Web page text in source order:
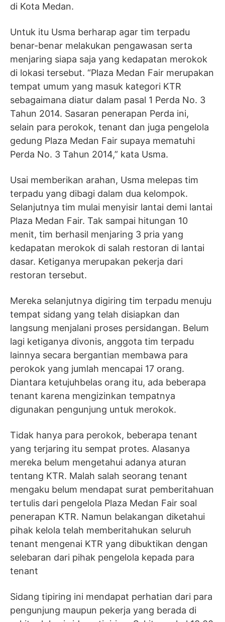
di Kota Medan.
Untuk itu Usma berharap agar tim terpadu
benar-benar melakukan pengawasan serta
menjaring siapa saja yang kedapatan merokok
di lokasi tersebut. “Plaza Medan Fair merupakan
tempat umum yang masuk kategori KTR
sebagaimana diatur dalam pasal 1 Perda No. 3
Tahun 2014. Sasaran penerapan Perda ini,
selain para perokok, tenant dan juga pengelola
gedung Plaza Medan Fair supaya mematuhi
Perda No. 3 Tahun 2014,” kata Usma.
Usai memberikan arahan, Usma melepas tim
terpadu yang dibagi dalam dua kelompok.
Selanjutnya tim mulai menyisir lantai demi lantai
Plaza Medan Fair. Tak sampai hitungan 10
menit, tim berhasil menjaring 3 pria yang
kedapatan merokok di salah restoran di lantai
dasar. Ketiganya merupakan pekerja dari
restoran tersebut.
Mereka selanjutnya digiring tim terpadu menuju
tempat sidang yang telah disiapkan dan
langsung menjalani proses persidangan. Belum
lagi ketiganya divonis, anggota tim terpadu
lainnya secara bergantian membawa para
perokok yang jumlah mencapai 17 orang.
Diantara ketujuhbelas orang itu, ada beberapa
tenant karena mengizinkan tempatnya
digunakan pengunjung untuk merokok.
Tidak hanya para perokok, beberapa tenant
yang terjaring itu sempat protes. Alasanya
mereka belum mengetahui adanya aturan
tentang KTR. Malah salah seorang tenant
mengaku belum mendapat surat pemberitahuan
tertulis dari pengelola Plaza Medan Fair soal
penerapan KTR. Namun belakangan diketahui
pihak kelola telah memberitahukan seluruh
tenant mengenai KTR yang dibuktikan dengan
selebaran dari pihak pengelola kepada para
tenant
Sidang tipiring ini mendapat perhatian dari para
pengunjung maupun pekerja yang berada di